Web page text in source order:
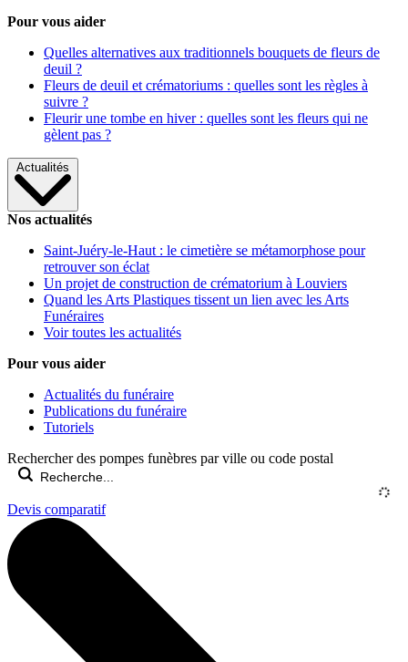
Pour vous aider
Quelles alternatives aux traditionnels bouquets de fleurs de
deuil ?
Fleurs de deuil et crématoriums : quelles sont les règles à
suivre ?
Fleurir une tombe en hiver : quelles sont les fleurs qui ne
gèlent pas ?
Actualités
Nos actualités
Saint-Juéry-le-Haut : le cimetière se métamorphose pour
retrouver son éclat
Un projet de construction de crématorium à Louviers
Quand les Arts Plastiques tissent un lien avec les Arts
Funéraires
Voir toutes les actualités
Pour vous aider
Actualités du funéraire
Publications du funéraire
Tutoriels
Rechercher des pompes funèbres par ville ou code postal
Devis comparatif